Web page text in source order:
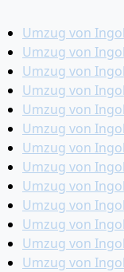
Umzug von
Umzug von
Umzug von
Umzug von
Umzug von
Umzug von
Umzug von
Umzug von
Umzug von
Umzug von
Umzug von
Umzug von
Umzug von